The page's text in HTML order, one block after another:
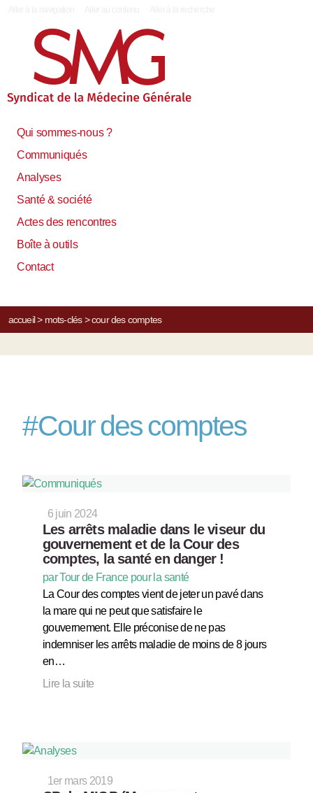
Qui sommes-nous ?
Communiqués
Analyses
Santé & société
Actes des rencontres
Boîte à outils
Contact
accueil> mots-clés> cour des comptes
#Cour des comptes
6 juin 2024
Les arrêts maladie dans le viseur du
gouvernement et de la Cour des
comptes, la santé en danger !
par Tour de France pour la santé
La Cour des comptes vient de jeter un pavé dans
la mare qui ne peut que satisfaire le
gouvernement. Elle préconise de ne pas
indemniser les arrêts maladie de moins de 8 jours
en…
Lire la suite
1er mars 2019